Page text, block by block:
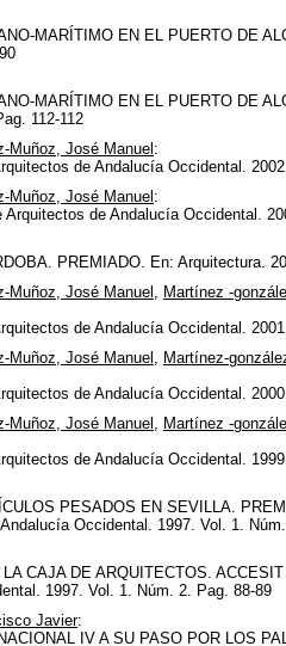
MARÍTIMO EN EL PUERTO DE
MARÍTIMO EN EL PUERTO DE
112-112
Muñoz, José Manuel :
de Andalucía Occidental.
Muñoz, José Manuel :
de Andalucía Occidental.
PREMIADO. En: Arquitectura.
Muñoz, José Manuel , Martínez -
de Andalucía Occidental.
Muñoz, José Manuel , Martínez-
de Andalucía Occidental.
Muñoz, José Manuel , Martínez -
de Andalucía Occidental.
PESADOS EN SEVILLA.
Occidental. 1997. Vol. 1.
CAJA DE ARQUITECTOS.
1997. Vol. 1. Núm. 2. Pag. 88-89
Javier:
IV A SU PASO POR LOS